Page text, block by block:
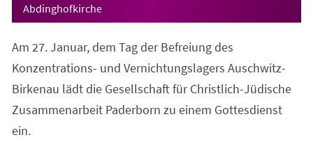
Abdinghofkirche
Am 27. Januar, dem Tag der Befreiung des
Konzentrations- und Vernichtungslagers Auschwitz-
Birkenau lädt die Gesellschaft für Christlich-Jüdische
Zusammenarbeit Paderborn zu einem Gottesdienst
ein.